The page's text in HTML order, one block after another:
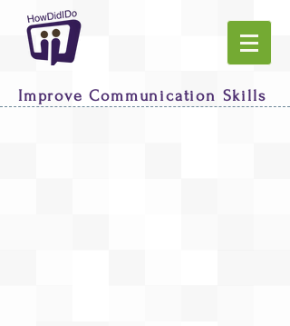
Improve Communication Skills